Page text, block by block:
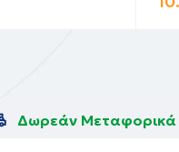
Δωρεάν